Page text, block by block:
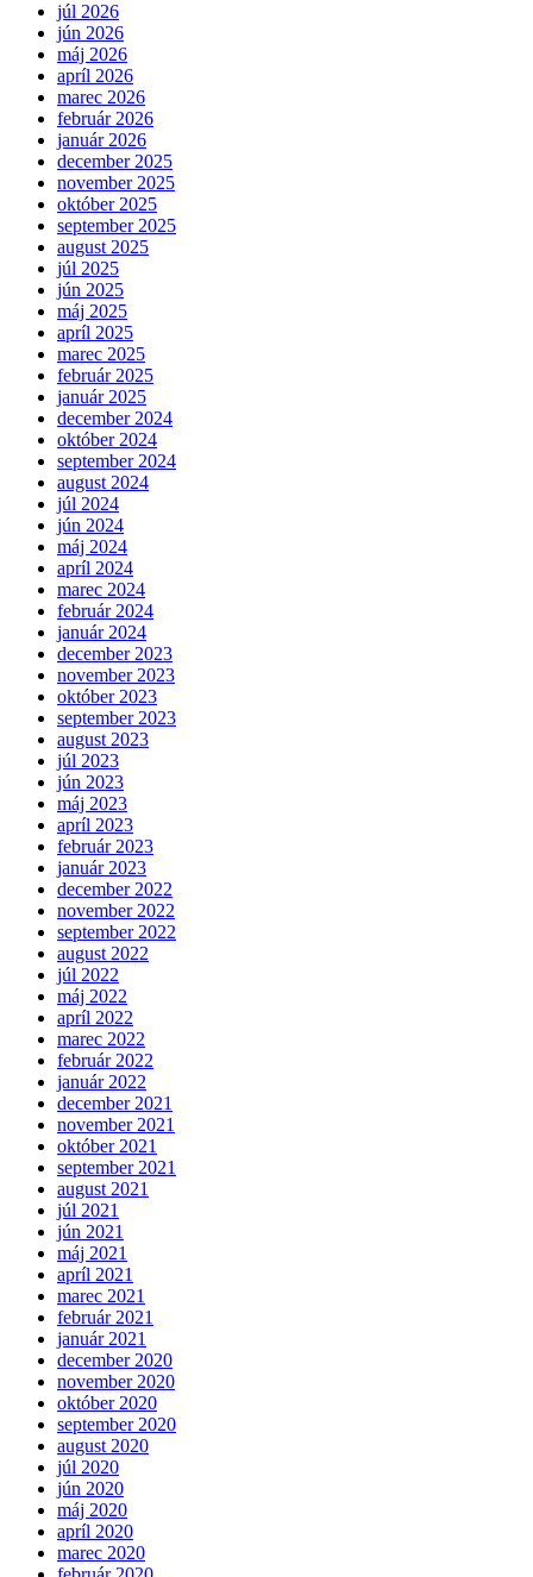
júl 2026
jún 2026
máj 2026
apríl 2026
marec 2026
február 2026
január 2026
december 2025
november 2025
október 2025
september 2025
august 2025
júl 2025
jún 2025
máj 2025
apríl 2025
marec 2025
február 2025
január 2025
december 2024
október 2024
september 2024
august 2024
júl 2024
jún 2024
máj 2024
apríl 2024
marec 2024
február 2024
január 2024
december 2023
november 2023
október 2023
september 2023
august 2023
júl 2023
jún 2023
máj 2023
apríl 2023
február 2023
január 2023
december 2022
november 2022
september 2022
august 2022
júl 2022
máj 2022
apríl 2022
marec 2022
február 2022
január 2022
december 2021
november 2021
október 2021
september 2021
august 2021
júl 2021
jún 2021
máj 2021
apríl 2021
marec 2021
február 2021
január 2021
december 2020
november 2020
október 2020
september 2020
august 2020
júl 2020
jún 2020
máj 2020
apríl 2020
marec 2020